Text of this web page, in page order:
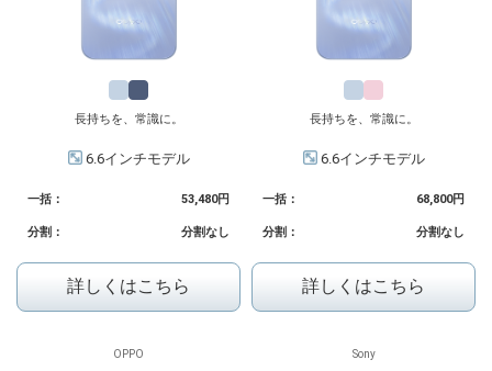
長持ちを、常識に。
6.6インチモデル
一括： 53,480円
分割： 分割なし
詳しくはこちら
長持ちを、常識に。
6.6インチモデル
一括： 68,800円
分割： 分割なし
詳しくはこちら
OPPO Sony